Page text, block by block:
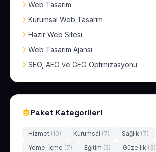
Web Tasarım
Kurumsal Web Tasarım
Hazır Web Sitesi
Web Tasarım Ajansı
SEO, AEO ve GEO Optimizasyonu
Paket Kategorileri
Hizmet (10) Kurumsal (7) Sağlık (7)
Yeme-İçme (7) Eğitim (5) Güzellik (3)